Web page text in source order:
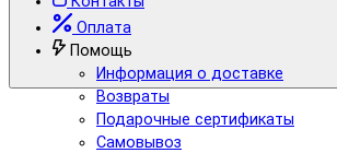
Оплата
Помощь
Информация о доставке
Возвраты
Подарочные сертификаты
Самовывоз